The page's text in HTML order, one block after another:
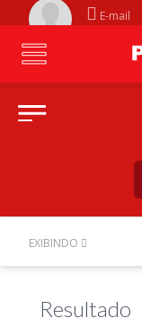
E-mail
EXIBINDO
Resultado